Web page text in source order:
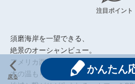
注目ポイント
須磨海岸を一望できる、
絶景のオーシャンビュー。
アメリカ西海岸の海辺に佇むテント小
木の温もりと心地良いゆるさで、
戻る
かんたん